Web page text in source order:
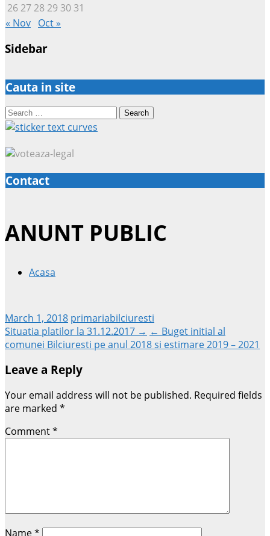
26 27 28 29 30 31
« Nov Oct »
Sidebar
Cauta in site
Search
for:
Contact
ANUNT PUBLIC
Acasa
March 1, 2018 primariabilciuresti
Post
navigation
Situatia platilor la 31.12.2017 → ← Buget initial al
comunei Bilciuresti pe anul 2018 si estimare 2019 – 2021
Leave a Reply
Your email address will not be published. Required fields
are marked *
Comment*
Name*